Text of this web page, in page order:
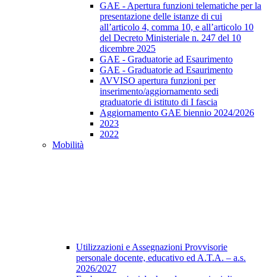
GAE - Apertura funzioni telematiche per la
presentazione delle istanze di cui
all’articolo 4, comma 10, e all’articolo 10
del Decreto Ministeriale n. 247 del 10
dicembre 2025
GAE - Graduatorie ad Esaurimento
GAE - Graduatorie ad Esaurimento
AVVISO apertura funzioni per
inserimento/aggiornamento sedi
graduatorie di istituto di I fascia
Aggiornamento GAE biennio 2024/2026
2023
2022
Mobilità
Utilizzazioni e Assegnazioni Provvisorie
personale docente, educativo ed A.T.A. – a.s.
2026/2027